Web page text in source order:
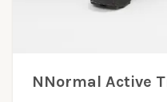
NNormal Active